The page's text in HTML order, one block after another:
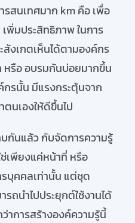
สนเทศมาก km คือ เพื่อ
พิ่มประสิทธิภาพ ในการ
งเกตเห็นได้ตามองค์กร
หรือ อบรมกันบ่อยมากขึ้น
กรนั้น มีแรงกระตุ้นจาก
นเองให้ดีขึ้นไป
กันแล้ว กับจัดการความรู้
เพียงแค่หน้าที่ หรือ
บุคคลเท่านั้น แต่ชุด
ถนำไปประยุกต์ใช้งานได้
าการสร้างองค์ความรู้นี้